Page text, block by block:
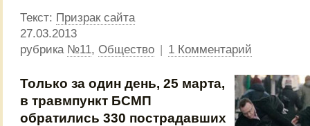
Текст: Призрак сайта
27.03.2013
рубрика №11, Общество | 1 Комментарий
Только за один день, 25 марта,
в травмпункт БСМП
обратились 330 пострадавших